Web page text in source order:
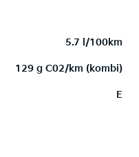
5.7 l/100km
129 g C02/km (kombi)
E